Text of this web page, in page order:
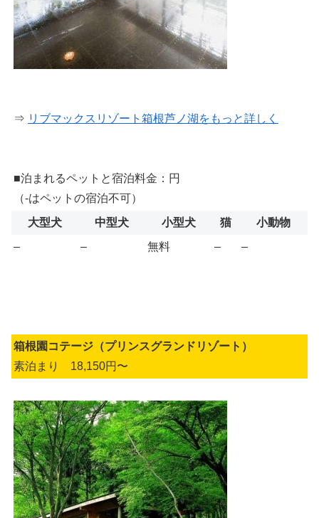
⇒ リブマックスリゾート箱根芦ノ湖をもっと詳しく
■泊まれるペットと宿泊料金：円
（-はペットの宿泊不可）
大型犬
中型犬 小型犬 猫
小動物
–
– 無料 – –
箱根園コテージ（プリンスグランドリゾート）
素泊まり 18,150円〜